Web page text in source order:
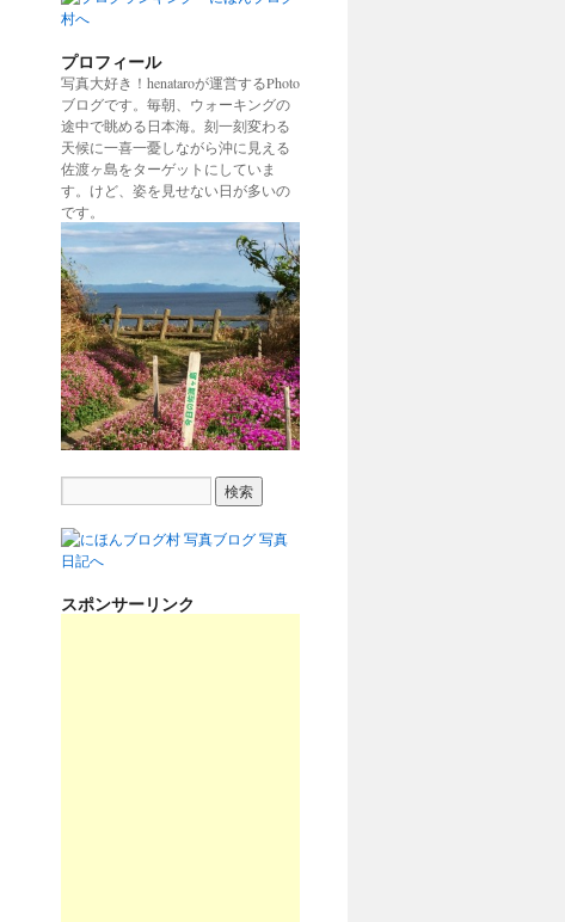
プロフィール
写真大好き！henataroが運営するPhoto
ブログです。毎朝、ウォーキングの
途中で眺める日本海。刻一刻変わる
天候に一喜一憂しながら沖に見える
佐渡ヶ島をターゲットにしていま
す。けど、姿を見せない日が多いの
です。
スポンサーリンク